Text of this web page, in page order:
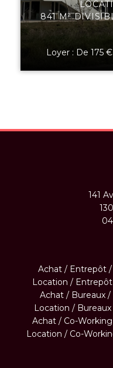
841 M²
Loyer : De 175
141
Achat / Entrepôt /
Location /
Achat / Bureaux /
Location /
Achat / Co-
Location / Co-